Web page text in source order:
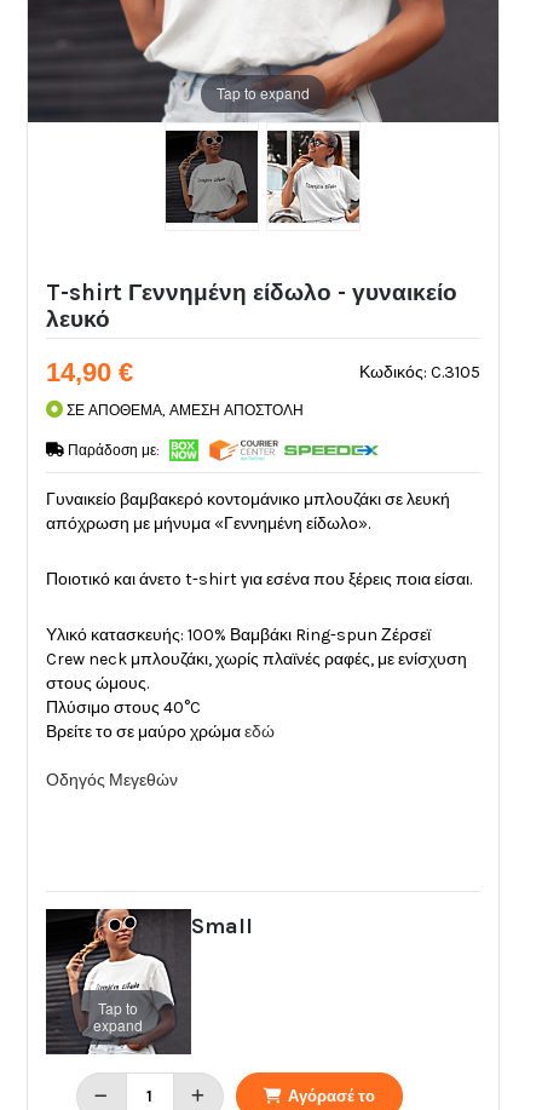
Tap to expand
T-shirt Γεννημένη είδωλο - γυναικείο
λευκό
Κωδικός: C.3105
14,90 €
ΣΕ ΑΠΟΘΕΜΑ, ΑΜΕΣΗ ΑΠΟΣΤΟΛΗ
Παράδοση με:
Γυναικείο βαμβακερό κοντομάνικο μπλουζάκι σε λευκή
απόχρωση με μήνυμα «Γεννημένη είδωλο».
Ποιοτικό και άνετo t-shirt για εσένα που ξέρεις ποια είσαι.
Υλικό κατασκευής: 100% Βαμβάκι Ring-spun Ζέρσεϊ
Crew neck μπλουζάκι, χωρίς πλαϊνές ραφές, με ενίσχυση
στους ώμους.
Πλύσιμο στους 40°C
Βρείτε το σε μαύρο χρώμαεδώ
Οδηγός Μεγεθών
Tap to
expand
Small
Αγόρασέ το